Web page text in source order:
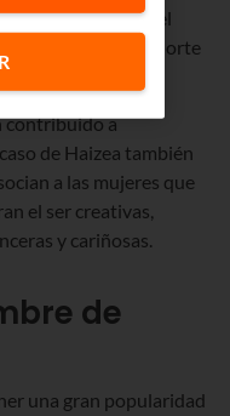
que proceden del
de los vientos del norte
contribuido a
de Haizea también
a las mujeres que
el ser creativas,
y cariñosas.
de
una gran popularidad